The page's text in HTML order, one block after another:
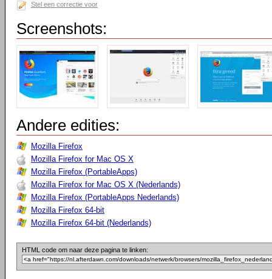
Stel een correctie voor
Screenshots:
Andere edities:
Mozilla Firefox
Mozilla Firefox for Mac OS X
Mozilla Firefox (PortableApps)
Mozilla Firefox for Mac OS X (Nederlands)
Mozilla Firefox (PortableApps Nederlands)
Mozilla Firefox 64-bit
Mozilla Firefox 64-bit (Nederlands)
HTML code om naar deze pagina te linken: